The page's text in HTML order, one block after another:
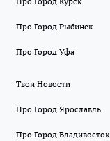
Про Город Рыбинск
Про Город Уфа
Твои Новости
Про Город Ярославль
Про Город Владивосток